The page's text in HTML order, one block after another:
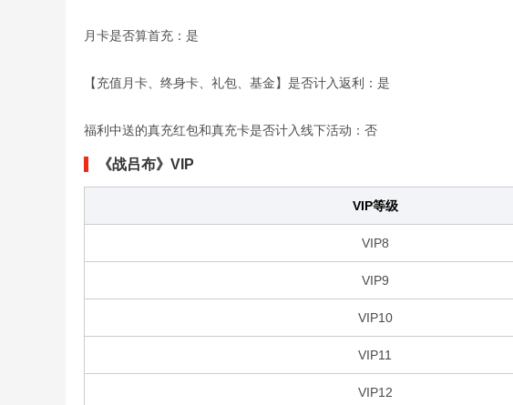
月卡是否算首充：是
【充值月卡、终身卡、礼包、基金】是否计入返利：是
福利中送的真充红包和真充卡是否计入线下活动：否
《战吕布》VIP
VIP等级
VIP8
VIP9
VIP10
VIP11
VIP12